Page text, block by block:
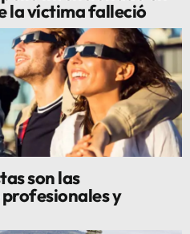
la víctima falleció
son las
y